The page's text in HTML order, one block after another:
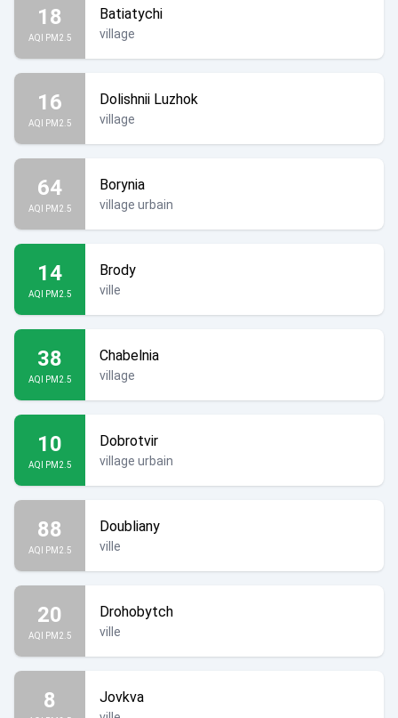
18
AQI PM2.5
Batiatychi
village
16
AQI PM2.5
Dolishnii Luzhok
village
64
AQI PM2.5
Borynia
village urbain
14
AQI PM2.5
Brody
ville
38
AQI PM2.5
Chabelnia
village
10
AQI PM2.5
Dobrotvir
village urbain
88
AQI PM2.5
Doubliany
ville
20
AQI PM2.5
Drohobytch
ville
8 Jovkva